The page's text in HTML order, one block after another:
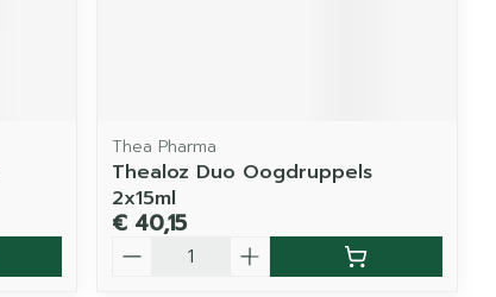
Thea Pharma
Thealoz Duo Oogdruppels
2x15ml
€ 40,15